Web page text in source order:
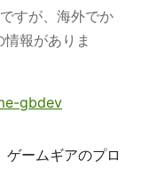
すが、海外でか
報がありま
gbdev
ームギアのプロ